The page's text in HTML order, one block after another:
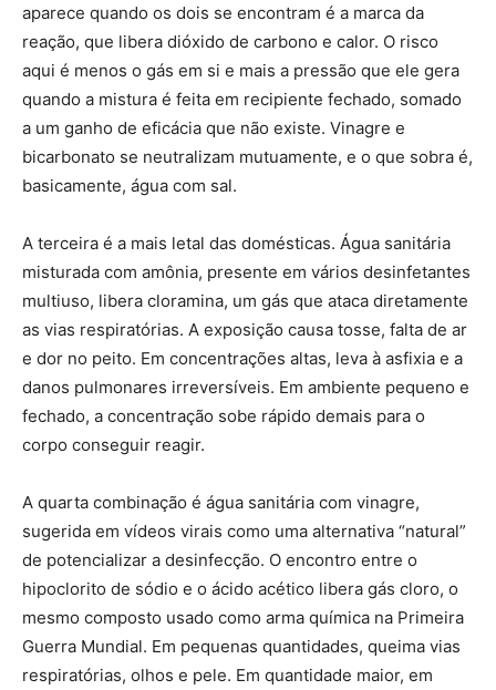
aparece quando os dois se encontram é a marca da
reação, que libera dióxido de carbono e calor. O risco
aqui é menos o gás em si e mais a pressão que ele gera
quando a mistura é feita em recipiente fechado, somado
a um ganho de eficácia que não existe. Vinagre e
bicarbonato se neutralizam mutuamente, e o que sobra é,
basicamente, água com sal.
A terceira é a mais letal das domésticas. Água sanitária
misturada com amônia, presente em vários desinfetantes
multiuso, libera cloramina, um gás que ataca diretamente
as vias respiratórias. A exposição causa tosse, falta de ar
e dor no peito. Em concentrações altas, leva à asfixia e a
danos pulmonares irreversíveis. Em ambiente pequeno e
fechado, a concentração sobe rápido demais para o
corpo conseguir reagir.
A quarta combinação é água sanitária com vinagre,
sugerida em vídeos virais como uma alternativa “natural”
de potencializar a desinfecção. O encontro entre o
hipoclorito de sódio e o ácido acético libera gás cloro, o
mesmo composto usado como arma química na Primeira
Guerra Mundial. Em pequenas quantidades, queima vias
respiratórias, olhos e pele. Em quantidade maior, em